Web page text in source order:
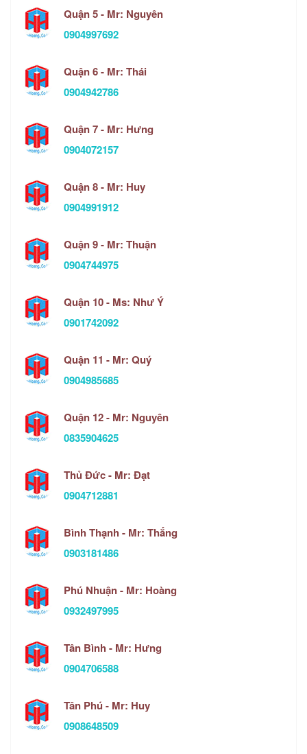
Quận 5 - Mr: Nguyên
0904997692
Quận 6 - Mr: Thái
0904942786
Quận 7 - Mr: Hưng
0904072157
Quận 8 - Mr: Huy
0904991912
Quận 9 - Mr: Thuận
0904744975
Quận 10 - Ms: Như Ý
0901742092
Quận 11 - Mr: Quý
0904985685
Quận 12 - Mr: Nguyên
0835904625
Thủ Đức - Mr: Đạt
0904712881
Bình Thạnh - Mr: Thắng
0903181486
Phú Nhuận - Mr: Hoàng
0932497995
Tân Bình - Mr: Hưng
0904706588
Tân Phú - Mr: Huy
0908648509